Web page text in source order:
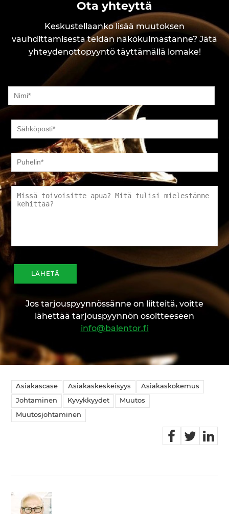
Ota yhteyttä
Keskustellaanko lisää muutoksen
vauhdittamisesta teidän näkökulmastanne? Jätä
yhteydenottopyyntö täyttämällä lomake!
Jos tarjouspyynnössänne on liitteitä, voitte
lähettää tarjouspyynnön osoitteeseen
info@balentor.fi
Asiakascase Asiakaskeskeisyys Asiakaskokemus
Johtaminen Kyvykkyydet Muutos
Muutosjohtaminen